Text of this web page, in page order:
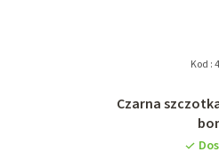
Czarna
Kod :